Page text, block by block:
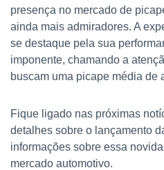
presença no mercado de
ainda mais admiradores. A
se destaque pela sua
imponente, chamando a
buscam uma picape média de
Fique ligado nas próximas
detalhes sobre o lançamento
informações sobre essa
mercado automotivo.